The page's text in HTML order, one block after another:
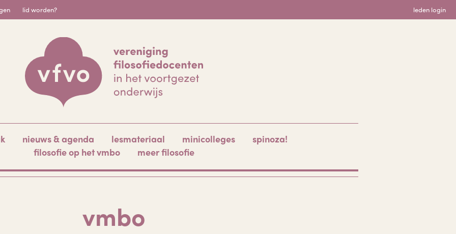
lid worden? leden login
nieuws & agenda lesmateriaal minicolleges
spinoza!
filosofie op het vmbo
meer filosofie
vmbo